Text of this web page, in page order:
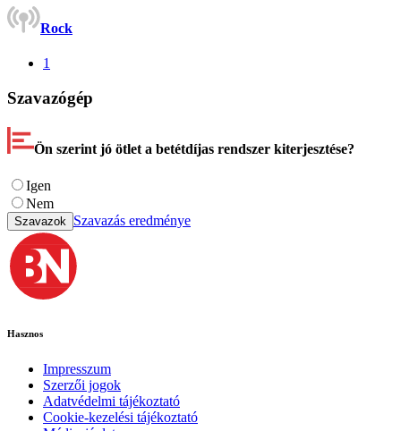
Rock
1
Szavazógép
Ön szerint jó ötlet a betétdíjas rendszer kiterjesztése?
Igen
Nem
Szavazok Szavazás eredménye
Hasznos
Impresszum
Szerzői jogok
Adatvédelmi tájékoztató
Cookie-kezelési tájékoztató